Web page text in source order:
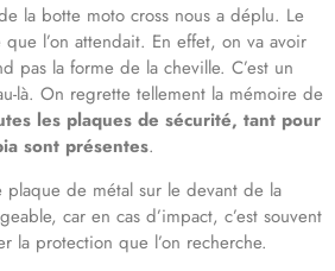
la botte moto cross nous a déplu. Le
l’on attendait. En effet, on va avoir
pas la forme de la cheville. C’est un
là. On regrette tellement la mémoire de
les plaques de sécurité, tant pour
sont présentes.
plaque de métal sur le devant de la
car en cas d’impact, c’est souvent
la protection que l’on recherche.